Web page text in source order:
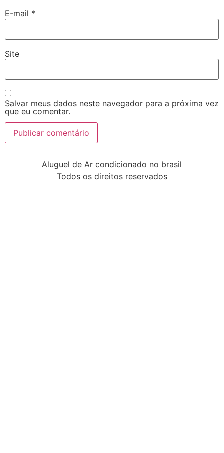
E-mail *
Site
Salvar meus dados neste navegador para a próxima vez
que eu comentar.
Aluguel de Ar condicionado no brasil
Todos os direitos reservados